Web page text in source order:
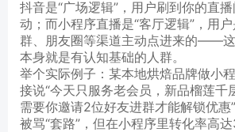
抖音是“广场逻辑”，用户刷到你的直
动；而小程序直播是“客厅逻辑”，用
群、朋友圈等渠道主动点进来的——
本身就是有认知基础的人群。
举个实际例子：某本地烘焙品牌做小
接说“今天只服务老会员，新品榴莲千
需要你邀请2位好友进群才能解锁优惠
被骂“套路”，但在小程序里转化率高